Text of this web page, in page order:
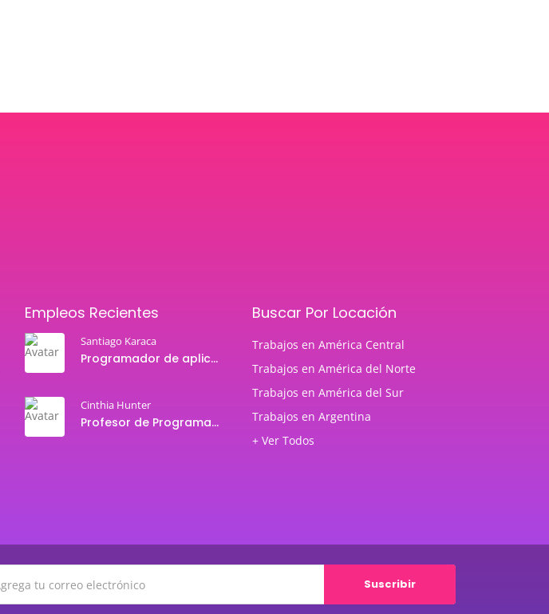
Empleos Recientes
Santiago Karaca
Programador de aplicaciones Android
Cinthia Hunter
Profesor de Programación Java
Buscar Por Locación
Trabajos en América Central
Trabajos en América del Norte
Trabajos en América del Sur
Trabajos en Argentina
+ Ver Todos
Suscribir